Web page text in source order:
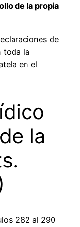
de la propia
de
toda la
en el
la
282 al 290